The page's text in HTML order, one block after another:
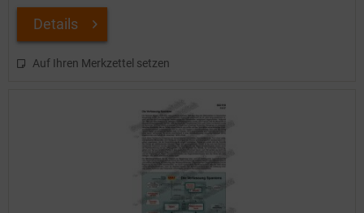
Details
Auf Ihren Merkzettel setzen